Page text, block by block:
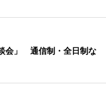
会」 通信制・全日制な